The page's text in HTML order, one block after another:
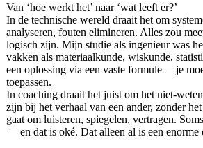
Van ‘hoe werkt het’ naar ‘wat leeft er?’
In de technische wereld draait het om
analyseren, fouten elimineren. Alles zou
logisch zijn. Mijn studie als ingenieur was
vakken als materiaalkunde, wiskunde,
een oplossing via een vaste formule— je
toepassen.
In coaching draait het juist om het niet-
zijn bij het verhaal van een ander, zonder
gaat om luisteren, spiegelen, vertragen.
— en dat is oké. Dat alleen al is een enorme